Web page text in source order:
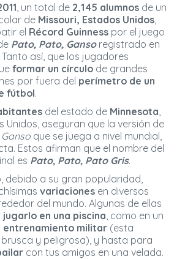
, un total de 2,145 alumnos de un
de Missouri, Estados Unidos
el Récord Guinness por el juego
Pato, Pato, Gansoregistrado en
así, que los jugadores
formar un círculo de grandes
por fuera del perímetro de un
fútbol.
del estado de Minnesota
Unidos, aseguran que la versión de
que se juega a nivel mundial,
Estos afirman que el nombre del
es Pato, Pato, Pato Gris.
debido a su gran popularidad,
variaciones en diversos
del mundo. Algunas de ellas
jugarlo en una piscina , como en un
entrenamiento militar (esta
y peligrosa), y hasta para
con tus amigos en una velada.